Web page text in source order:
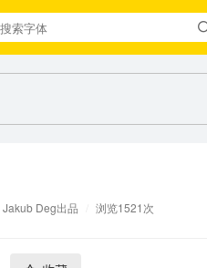
Jakub Deg出品 浏览1521次